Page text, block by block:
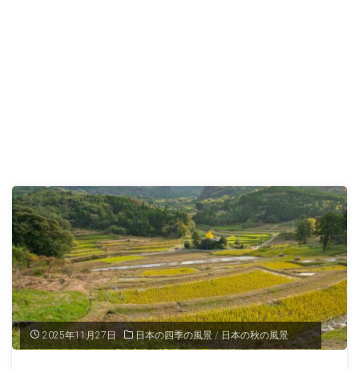
2025年11月27日 日本の四季の風景 / 日本の秋の風景